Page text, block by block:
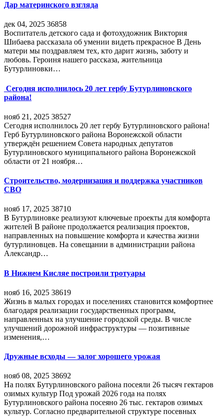
Дар материнского взгляда
дек 04, 2025 36858
Воспитатель детского сада и фотохудожник Виктория
Шибаева рассказала об умении видеть прекрасное В День
матери мы поздравляем тех, кто дарит жизнь, заботу и
любовь. Героиня нашего рассказа, жительница
Бутурлиновки…
Сегодня исполнилось 20 лет гербу Бутурлиновского
района!
нояб 21, 2025 38527
Сегодня исполнилось 20 лет гербу Бутурлиновского района!
Герб Бутурлиновского района Воронежской области
утверждён решением Совета народных депутатов
Бутурлиновского муниципального района Воронежской
области от 21 ноября…
Строительство, модернизация и поддержка участников
СВО
нояб 17, 2025 38710
В Бутурлиновке реализуют ключевые проекты для комфорта
жителей В районе продолжается реализация проектов,
направленных на повышение комфорта и качества жизни
бутурлиновцев. На совещании в администрации района
Александр…
В Нижнем Кисляе построили тротуары
нояб 16, 2025 38619
Жизнь в малых городах и поселениях становится комфортнее
благодаря реализации государственных программ,
направленных на улучшение городской среды. В числе
улучшений дорожной инфраструктуры — позитивные
изменения,…
Дружные всходы — залог хорошего урожая
нояб 08, 2025 38692
На полях Бутурлиновского района посеяли 26 тысяч гектаров
озимых культур Под урожай 2026 года на полях
Бутурлиновского района посеяно 26 тыс. гектаров озимых
культур. Согласно предварительной структуре посевных